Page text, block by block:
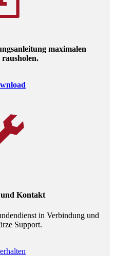
maximalen
rausholen.
Kontakt
in Verbindung und
Support.